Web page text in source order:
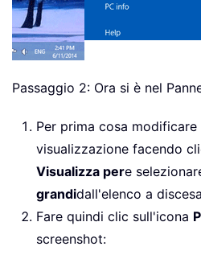
Passaggio 2: Ora si è nel
Per prima cosa
visualizzazione facendo
Visualizza pere
grandidall'elenco a
Fare quindi clic sull'icona
screenshot: